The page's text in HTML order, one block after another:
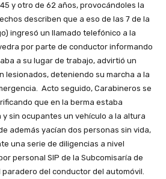
y otro de 62 años, provocándoles la
describen que a eso de las 7 de la
ingresó un llamado telefónico a la
por parte de conductor informando
a su lugar de trabajo, advirtió un
lesionados, deteniendo su marcha a la
Acto seguido, Carabineros se
que en la berma estaba
sin ocupantes un vehículo a la altura
además yacían dos personas sin vida,
una serie de diligencias a nivel
personal SIP de la Subcomisaría de
paradero del conductor del automóvil.